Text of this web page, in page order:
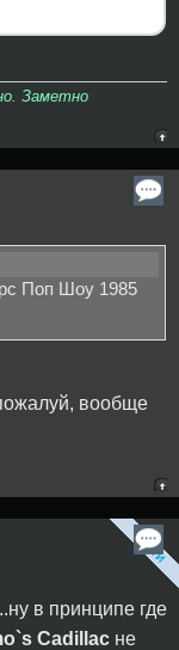
Заметно
Поп Шоу 1985
вообще
в принципе где
Cadillac не